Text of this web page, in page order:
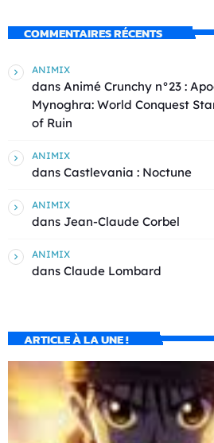
COMMENTAIRES RÉCENTS
ANIMIX
dans Animé Crunchy n°23 :
Mynoghra: World Conquest
of Ruin
ANIMIX
dans Castlevania : Noctune
ANIMIX
dans Jean-Claude Corbel
ANIMIX
dans Claude Lombard
ARTICLE À LA UNE !